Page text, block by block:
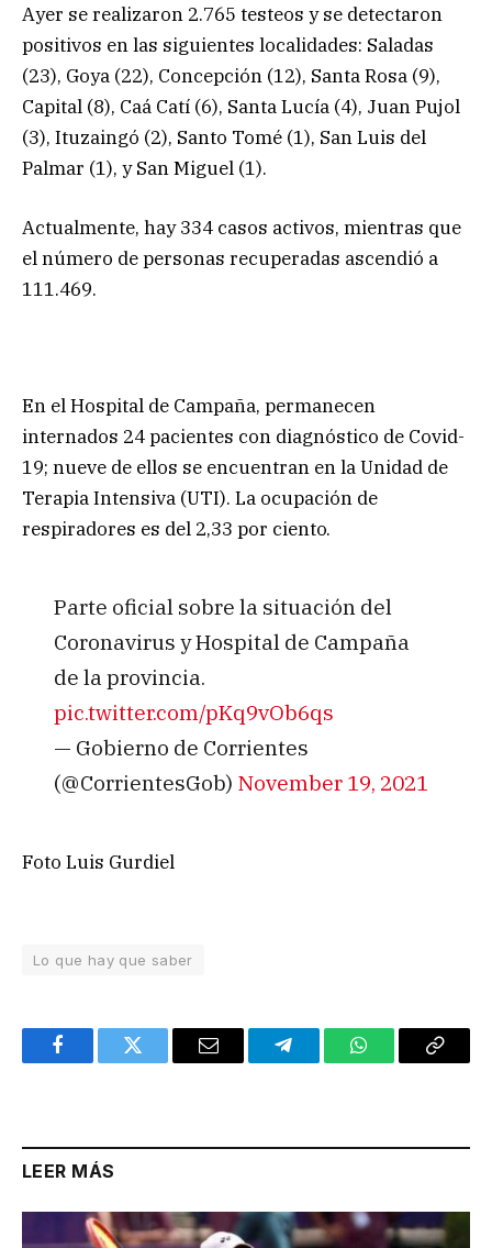
Ayer se realizaron 2.765 testeos y se detectaron
positivos en las siguientes localidades: Saladas
(23), Goya (22), Concepción (12), Santa Rosa (9),
Capital (8), Caá Catí (6), Santa Lucía (4), Juan Pujol
(3), Ituzaingó (2), Santo Tomé (1), San Luis del
Palmar (1), y San Miguel (1).
Actualmente, hay 334 casos activos, mientras que
el número de personas recuperadas ascendió a
111.469.
En el Hospital de Campaña, permanecen
internados 24 pacientes con diagnóstico de Covid-
19; nueve de ellos se encuentran en la Unidad de
Terapia Intensiva (UTI). La ocupación de
respiradores es del 2,33 por ciento.
Parte oficial sobre la situación del
Coronavirus y Hospital de Campaña
de la provincia.
pic.twitter.com/pKq9vOb6qs
— Gobierno de Corrientes
(@CorrientesGob) November 19, 2021
Foto Luis Gurdiel
Lo que hay que saber
FacebookTwitter Email TelegramWhatsAppCopy
LEER MÁS